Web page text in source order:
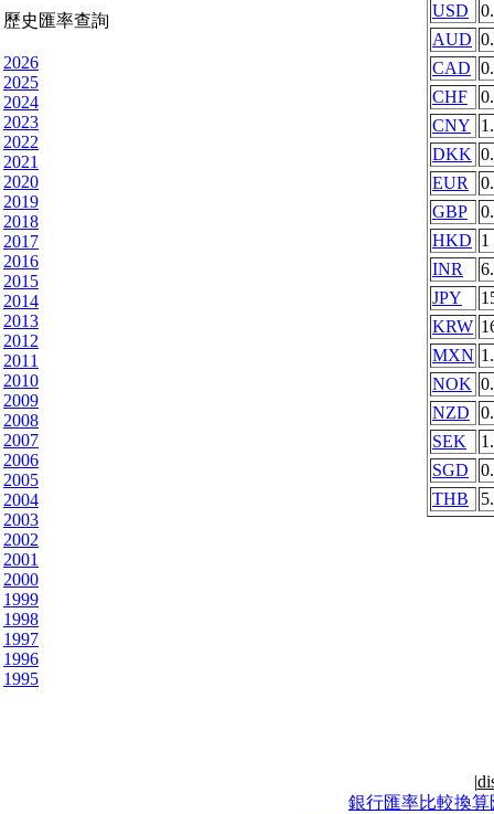
歷史匯率查詢
2026
2025
2024
2023
2022
2021
2020
2019
2018
2017
2016
2015
2014
2013
2012
2011
2010
2009
2008
2007
2006
2005
2004
2003
2002
2001
2000
1999
1998
1997
1996
1995
USD
AUD
CAD
CHF
CNY
DKK
EUR
GBP
HKD 1
INR
JPY
KRW
MXN
NOK
NZD
SEK
SGD
THB
|
銀行匯率比較換算